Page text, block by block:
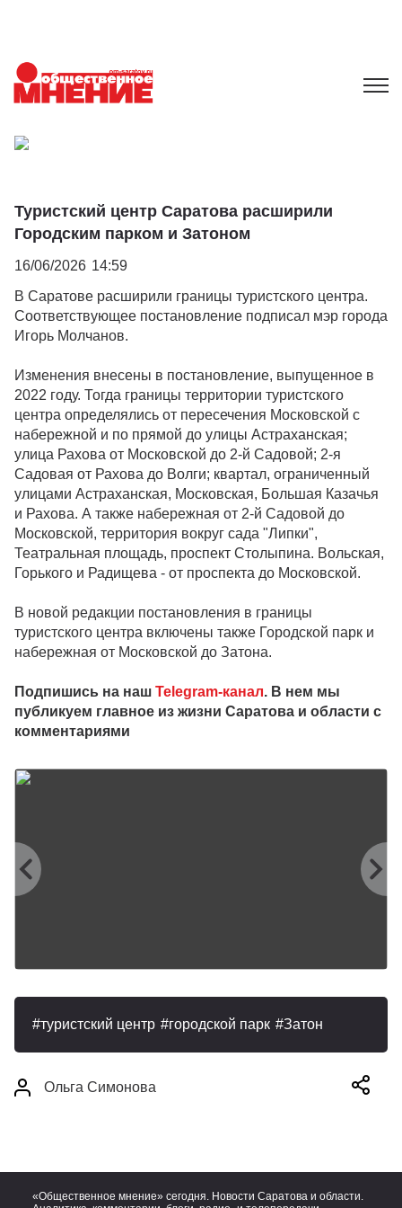
Туристский центр Саратова расширили
Городским парком и Затоном
16/06/2026 14:59
В Саратове расширили границы туристского центра.
Соответствующее постановление подписал мэр города
Игорь Молчанов.
Изменения внесены в постановление, выпущенное в
2022 году. Тогда границы территории туристского
центра определялись от пересечения Московской с
набережной и по прямой до улицы Астраханская;
улица Рахова от Московской до 2-й Садовой; 2-я
Садовая от Рахова до Волги; квартал, ограниченный
улицами Астраханская, Московская, Большая Казачья
и Рахова. А также набережная от 2-й Садовой до
Московской, территория вокруг сада "Липки",
Театральная площадь, проспект Столыпина. Вольская,
Горького и Радищева - от проспекта до Московской.
В новой редакции постановления в границы
туристского центра включены также Городской парк и
набережная от Московской до Затона.
Подпишись на наш Telegram-канал. В нем мы
публикуем главное из жизни Саратова и области с
комментариями
туристский центр городской парк Затон
Ольга Симонова
«Общественное мнение» сегодня. Новости Саратова и области.